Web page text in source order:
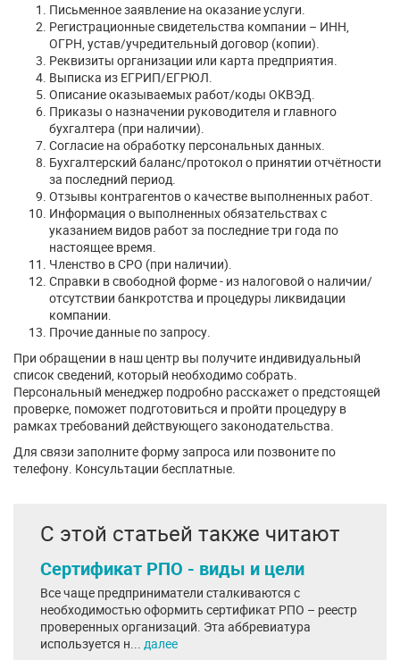
Письменное заявление на оказание услуги.
Регистрационные свидетельства компании – ИНН,
ОГРН, устав/учредительный договор (копии).
Реквизиты организации или карта предприятия.
Выписка из ЕГРИП/ЕГРЮЛ.
Описание оказываемых работ/коды ОКВЭД.
Приказы о назначении руководителя и главного
бухгалтера (при наличии).
Согласие на обработку персональных данных.
Бухгалтерский баланс/протокол о принятии отчётности
за последний период.
Отзывы контрагентов о качестве выполненных работ.
Информация о выполненных обязательствах с
указанием видов работ за последние три года по
настоящее время.
Членство в СРО (при наличии).
Справки в свободной форме - из налоговой о наличии/
отсутствии банкротства и процедуры ликвидации
компании.
Прочие данные по запросу.
При обращении в наш центр вы получите индивидуальный
список сведений, который необходимо собрать.
Персональный менеджер подробно расскажет о предстоящей
проверке, поможет подготовиться и пройти процедуру в
рамках требований действующего законодательства.
Для связи заполните форму запроса или позвоните по
телефону. Консультации бесплатные.
С этой статьей также читают
Сертификат РПО - виды и цели
Все чаще предприниматели сталкиваются с
необходимостью оформить сертификат РПО – реестр
проверенных организаций. Эта аббревиатура
используется н... далее